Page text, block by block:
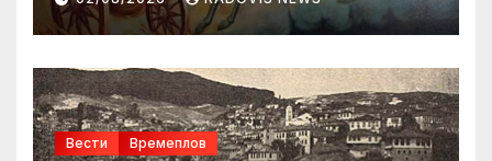
Вести Времеплов